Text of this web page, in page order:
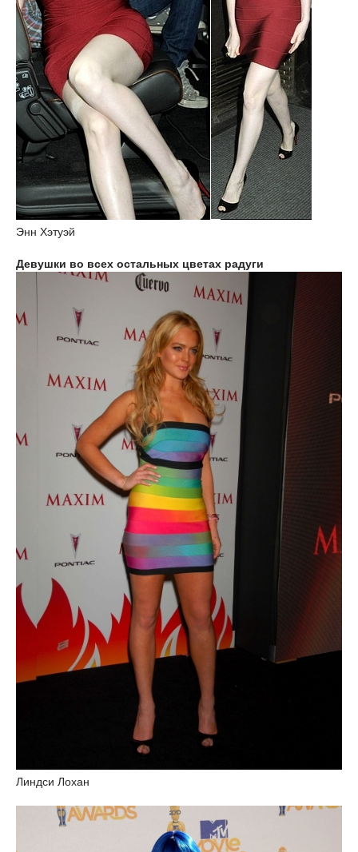
Энн Хэтуэй
Девушки во всех остальных цветах радуги
Линдси Лохан